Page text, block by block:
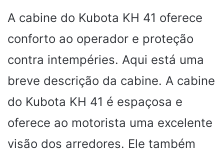
A cabine do Kubota KH 41 oferece
conforto ao operador e proteção
contra intempéries. Aqui está uma
breve descrição da cabine. A cabine
do Kubota KH 41 é espaçosa e
oferece ao motorista uma excelente
visão dos arredores. Ele também